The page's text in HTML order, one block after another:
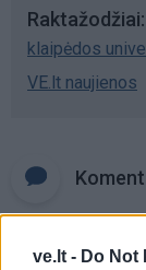
ve.lt - Do Not
Raktažodžiai
klaipėdos
VE.lt naujienos
Rašyti